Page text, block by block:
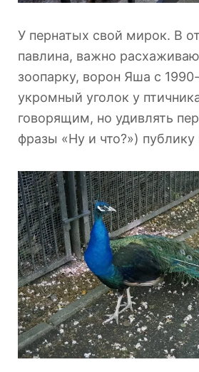
У пернатых свой мирок. В
павлина, важно
зоопарку, ворон Яша с
укромный уголок у
говорящим, но удивлять
фразы «Ну и что?») публику